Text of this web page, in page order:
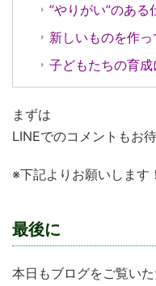
”やりがい”のある
新しいものを作っ
子どもたちの育
まずは
LINEでのコメントもお
※下記よりお願いします！
最後に
本日もブログをご覧いた